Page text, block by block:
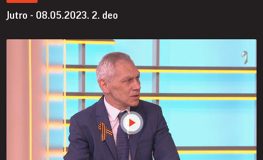
Jutro - 08.05.2023. 2. deo